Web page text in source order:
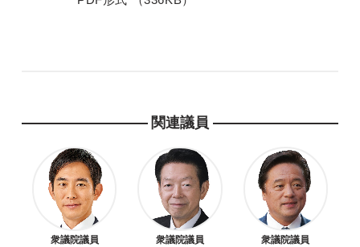
関連議員
衆議院議員 衆議院議員 衆議院議員